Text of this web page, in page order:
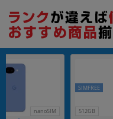
nanoSIM 512GB
SIMFREE